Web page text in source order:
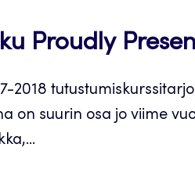
Proudly
2018
on suurin osa jo viime